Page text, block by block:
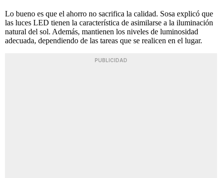
Lo bueno es que el ahorro no sacrifica la calidad. Sosa explicó que
las luces LED tienen la característica de asimilarse a la iluminación
natural del sol. Además, mantienen los niveles de luminosidad
adecuada, dependiendo de las tareas que se realicen en el lugar.
PUBLICIDAD